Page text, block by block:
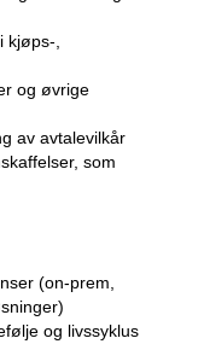
kjøps-,
og øvrige
av avtalevilkår
som
(on‑prem,
og livssyklus